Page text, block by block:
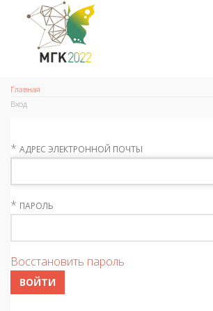
Главная
Вход
* АДРЕС ЭЛЕКТРОННОЙ ПОЧТЫ
* ПАРОЛЬ
Восстановить пароль
ВОЙТИ